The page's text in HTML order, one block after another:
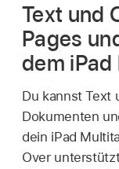
Text und
Pages
dem iPad
Du kannst Text
Dokumenten
dein iPad
Over